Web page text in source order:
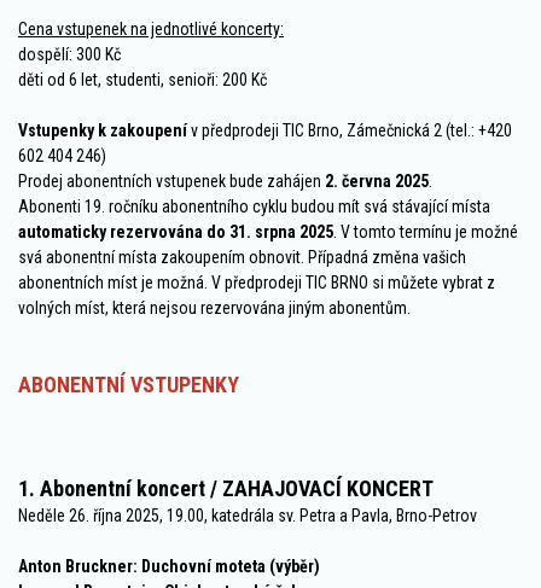
Cena vstupenek na jednotlivé koncerty:
dospělí: 300 Kč
děti od 6 let, studenti, senioři: 200 Kč
Vstupenky k zakoupenív předprodeji TIC Brno, Zámečnická 2 (tel.: +420
602 404 246)
Prodej abonentních vstupenek bude zahájen 2. června 2025.
Abonenti 19. ročníku abonentního cyklu budou mít svá stávající místa
automaticky rezervována do 31. srpna 2025. V tomto termínu je možné
svá abonentní místa zakoupením obnovit. Případná změna vašich
abonentních míst je možná. V předprodeji TIC BRNO si můžete vybrat z
volných míst, která nejsou rezervována jiným abonentům.
ABONENTNÍ VSTUPENKY
1. Abonentní koncert / ZAHAJOVACÍ KONCERT
Neděle 26. října 2025, 19.00, katedrála sv. Petra a Pavla, Brno-Petrov
Anton Bruckner: Duchovní moteta (výběr)